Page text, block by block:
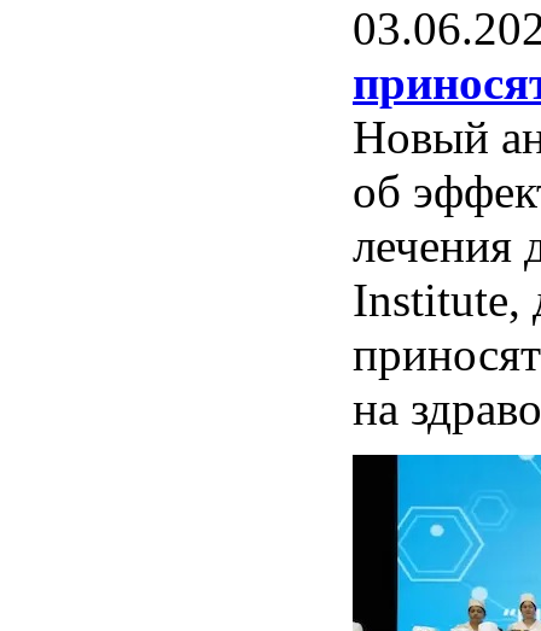
Новый
об
лечения
Institute,
на